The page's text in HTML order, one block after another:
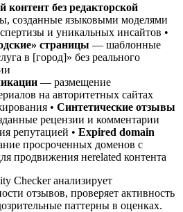
контент без редакторской
созданные языковыми моделями
и уникальных инсайтов •
страницы — шаблонные
в [город]» без реального
— размещение
на авторитетных сайтах
• Синтетические отзывы
рецензии и комментарии
репутацией • Expired domain
просроченных доменов с
продвижения неrelated контента
Checker анализирует
отзывов, проверяет активность
паттерны в оценках.